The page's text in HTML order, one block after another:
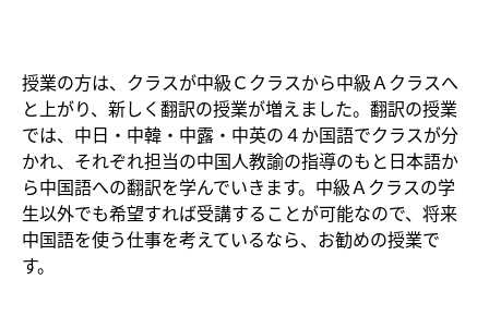
授業の方は、クラスが中級Ｃクラスから中級Ａクラスへ
と上がり、新しく翻訳の授業が増えました。翻訳の授業
では、中日・中韓・中露・中英の４か国語でクラスが分
かれ、それぞれ担当の中国人教諭の指導のもと日本語か
ら中国語への翻訳を学んでいきます。中級Ａクラスの学
生以外でも希望すれば受講することが可能なので、将来
中国語を使う仕事を考えているなら、お勧めの授業で
す。